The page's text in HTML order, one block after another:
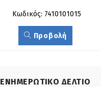
Κωδικός: 7410101015
Προβολή
ΕΝΗΜΕΡΩΤΙΚΟ ΔΕΛΤΙΟ